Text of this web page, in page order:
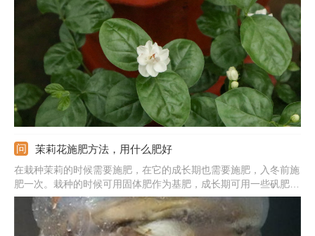
女性来说，饮用茉莉花茶可以清热解毒，排毒养颜，减肥减重。同
时，茉莉花茶还有提神醒脑的作用。
茉莉花施肥方法，用什么肥好
在栽种茉莉的时候需要施肥，在它的成长期也需要施肥，入冬前施
肥一次。栽种的时候可用固体肥作为基肥，成长期可用一些矾肥
水，入冬前用的是磷酸二氢钾。固体肥需要跟基质混合，其他时候
用的肥则需要先稀释，水肥比例为9：1；施肥的频率可在一个星
期。需注意休眠期的时候控肥；施肥具体可在早晨或下午。